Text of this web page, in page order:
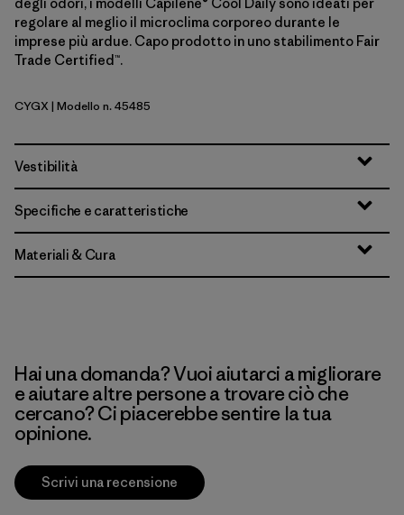
regolare al meglio il microclima corporeo durante le
imprese più ardue. Capo prodotto in uno stabilimento Fair
Trade Certified™.
Canopy Green - Light Canopy Green X-Dye
CYGX | Modello n. 45485
Vestibilità
Specifiche e caratteristiche
Materiali & Cura
Hai una domanda? Vuoi aiutarci a migliorare
e aiutare altre persone a trovare ciò che
cercano? Ci piacerebbe sentire la tua
opinione.
Scrivi una recensione